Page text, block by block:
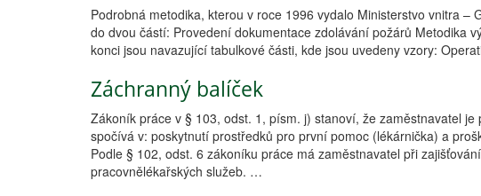
Podrobná metodika, kterou v roce 1996 vydalo Ministerstvo vnitra
do dvou částí: Provedení dokumentace zdolávání požárů Metodika
konci jsou navazující tabulkové části, kde jsou uvedeny vzory:
Záchranný balíček
Zákoník práce v § 103, odst. 1, písm. j) stanoví, že zaměstnavatel
spočívá v: poskytnutí prostředků pro první pomoc (lékárnička) a
Podle § 102, odst. 6 zákoníku práce má zaměstnavatel při
pracovnělékařských služeb. …